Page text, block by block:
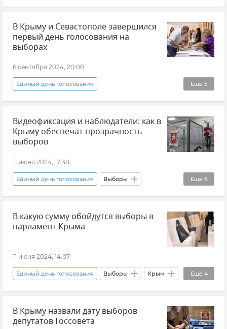
Выборы в Крыму и Севастополе Крым
Новости Крыма Общество
В Крыму и Севастополе завершился
первый день голосования на
выборах
6 сентября 2024, 20:00
Еще 5
Единый день голосования
Выборы в Крыму и Севастополе Политика
Крым Новости Крыма Общество
Видеофиксация и наблюдатели: как в
Крыму обеспечат прозрачность
выборов
11 июня 2024, 17:38
Еще 6
Единый день голосования Выборы
Государственный совет РК (Госсовет)
Общество Михаил Малышев
Избирком Крыма
В какую сумму обойдутся выборы в
парламент Крыма
11 июня 2024, 14:07
Еще 4
Единый день голосования Выборы Крым
Государственный совет РК (Госсовет)
Новости Крыма Михаил Малышев
В Крыму назвали дату выборов
депутатов Госсовета